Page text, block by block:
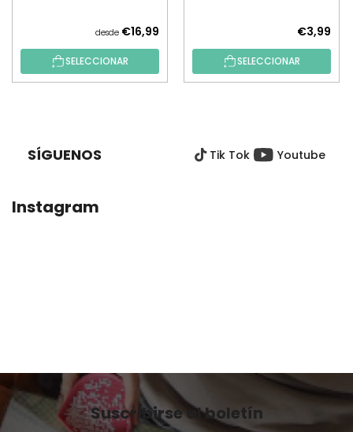
desde €16,99
SELECCIONAR
€3,99
SELECCIONAR
SÍGUENOS Tik Tok Youtube
Instagram
Suscribirse al boletín